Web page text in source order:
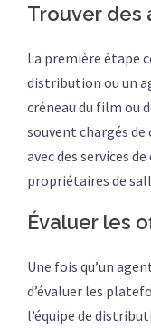
Trouver des
La première étape
distribution ou un
créneau du film ou
souvent chargés
avec des services
propriétaires de
Évaluer les
Une fois qu’un
d’évaluer les
l’équipe de